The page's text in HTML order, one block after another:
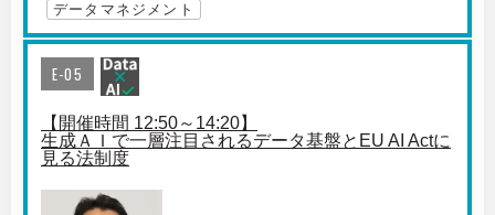
データマネジメント
E-05
【開催時間 12:50～14:20】
生成ＡＩで一層注目されるデータ基盤とEU AI Actに
見る法制度